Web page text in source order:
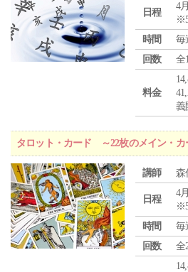
日程
4
時間
毎
回数
全
料金
義
タロット・カード ～22枚のメイン・カ
講師
日程
4
時間
毎
回数
全